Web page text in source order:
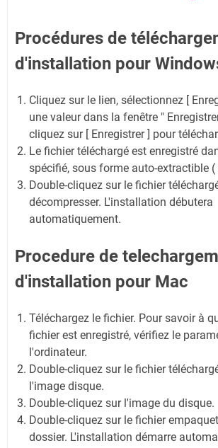
Procédures de
d'installation pour
Cliquez sur le lien, sélectionnez [
une valeur dans la fenêtre "
cliquez sur [ Enregistrer ] pour
Le fichier téléchargé est enregistré
spécifié, sous forme auto-extractible
Double-cliquez sur le fichier
décompresser. L'installation débutera
automatiquement.
Procedure de
d'installation pour Mac
Téléchargez le fichier. Pour savoir à
fichier est enregistré, vérifiez le
l'ordinateur.
Double-cliquez sur le fichier
l'image disque.
Double-cliquez sur l'image du disque.
Double-cliquez sur le fichier
dossier. L'installation démarre